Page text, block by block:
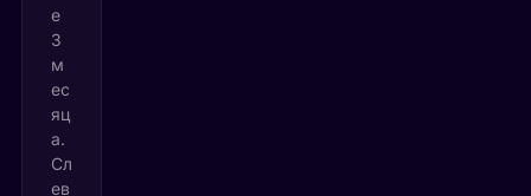
е
3
м
ес
яц
а.
Сл
ев